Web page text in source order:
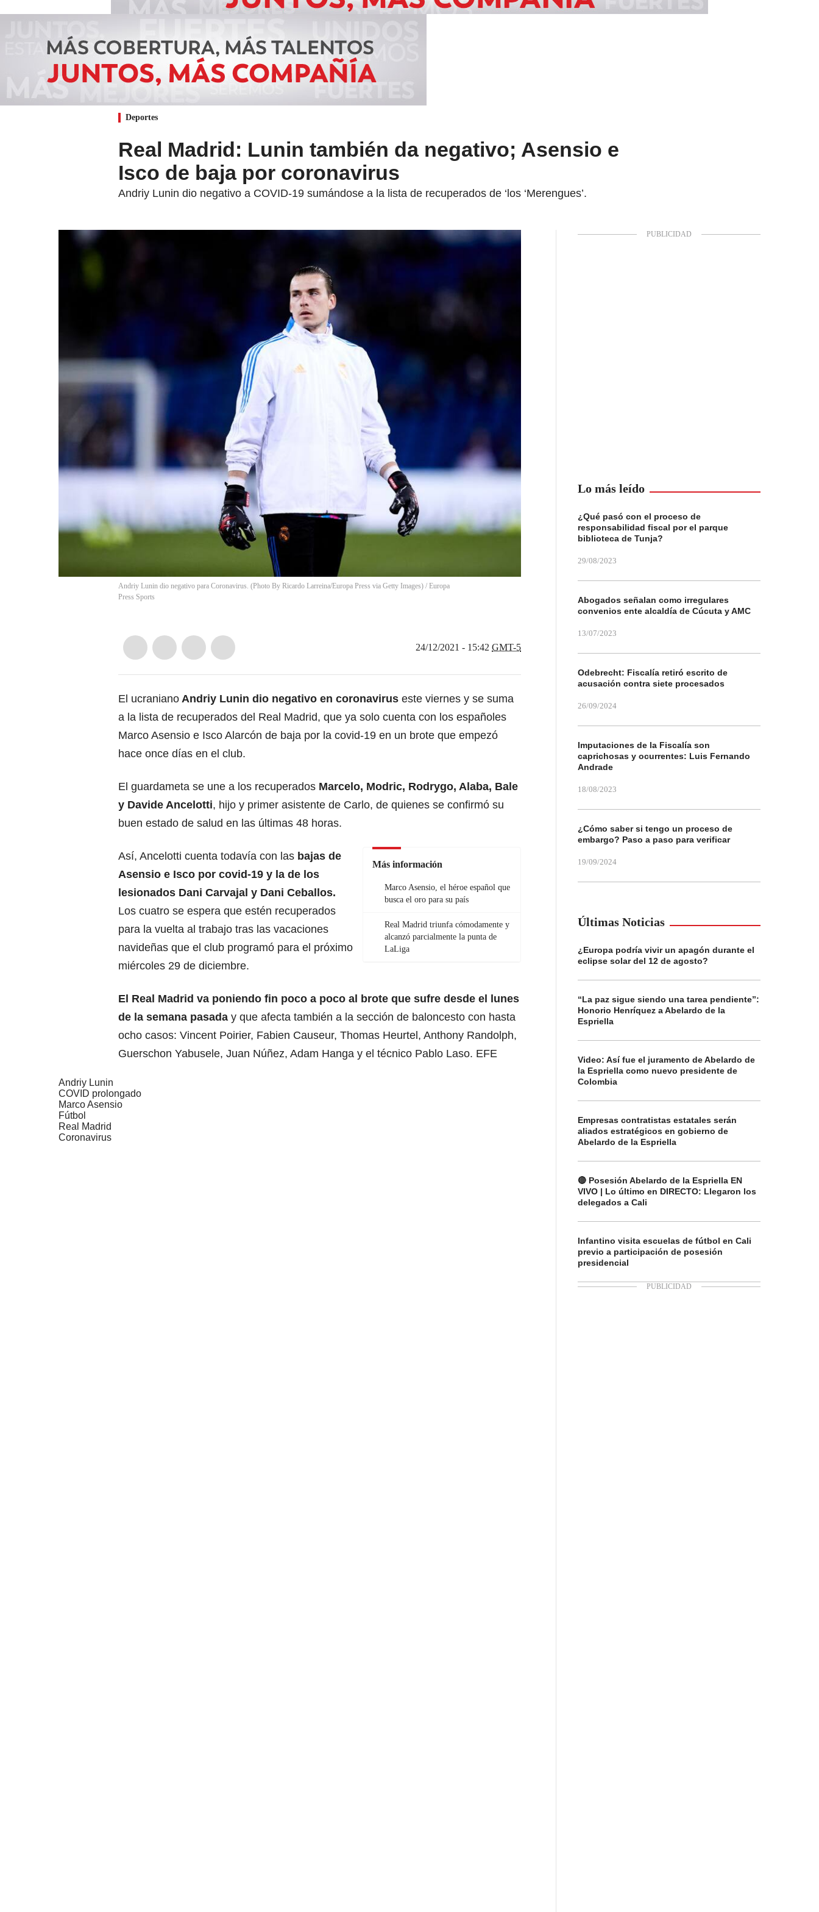
Deportes
Real Madrid: Lunin también da negativo; Asensio e
Isco de baja por coronavirus
Andriy Lunin dio negativo a COVID-19 sumándose a la lista de recuperados de ‘los ‘Merengues’.
Andriy Lunin dio negativo para Coronavirus. (Photo By Ricardo Larreina/Europa Press via Getty Images) / Europa
Press Sports
24/12/2021 - 15:42 GMT-5
El ucraniano Andriy Lunin dio negativo en coronavirus este viernes y se suma
a la lista de recuperados del Real Madrid, que ya solo cuenta con los españoles
Marco Asensio e Isco Alarcón de baja por la covid-19 en un brote que empezó
hace once días en el club.
El guardameta se une a los recuperados Marcelo, Modric, Rodrygo, Alaba, Bale
y Davide Ancelotti, hijo y primer asistente de Carlo, de quienes se confirmó su
buen estado de salud en las últimas 48 horas.
Más información
Marco Asensio, el héroe español que
busca el oro para su país
Real Madrid triunfa cómodamente y
alcanzó parcialmente la punta de
LaLiga
Así, Ancelotti cuenta todavía con las bajas de
Asensio e Isco por covid-19 y la de los
lesionados Dani Carvajal y Dani Ceballos.
Los cuatro se espera que estén recuperados
para la vuelta al trabajo tras las vacaciones
navideñas que el club programó para el próximo
miércoles 29 de diciembre.
El Real Madrid va poniendo fin poco a poco al brote que sufre desde el lunes
de la semana pasada y que afecta también a la sección de baloncesto con hasta
ocho casos: Vincent Poirier, Fabien Causeur, Thomas Heurtel, Anthony Randolph,
Guerschon Yabusele, Juan Núñez, Adam Hanga y el técnico Pablo Laso. EFE
Andriy Lunin
COVID prolongado
Marco Asensio
Fútbol
Real Madrid
Coronavirus
Lo más leído
¿Qué pasó con el proceso de
responsabilidad fiscal por el parque
biblioteca de Tunja?
29/08/2023
Abogados señalan como irregulares
convenios ente alcaldía de Cúcuta y AMC
13/07/2023
Odebrecht: Fiscalía retiró escrito de
acusación contra siete procesados
26/09/2024
Imputaciones de la Fiscalía son
caprichosas y ocurrentes: Luis Fernando
Andrade
18/08/2023
¿Cómo saber si tengo un proceso de
embargo? Paso a paso para verificar
19/09/2024
Últimas Noticias
¿Europa podría vivir un apagón durante el
eclipse solar del 12 de agosto?
“La paz sigue siendo una tarea pendiente”:
Honorio Henríquez a Abelardo de la
Espriella
Video: Así fue el juramento de Abelardo de
la Espriella como nuevo presidente de
Colombia
Empresas contratistas estatales serán
aliados estratégicos en gobierno de
Abelardo de la Espriella
🔴 Posesión Abelardo de la Espriella EN
VIVO | Lo último en DIRECTO: Llegaron los
delegados a Cali
Infantino visita escuelas de fútbol en Cali
previo a participación de posesión
presidencial